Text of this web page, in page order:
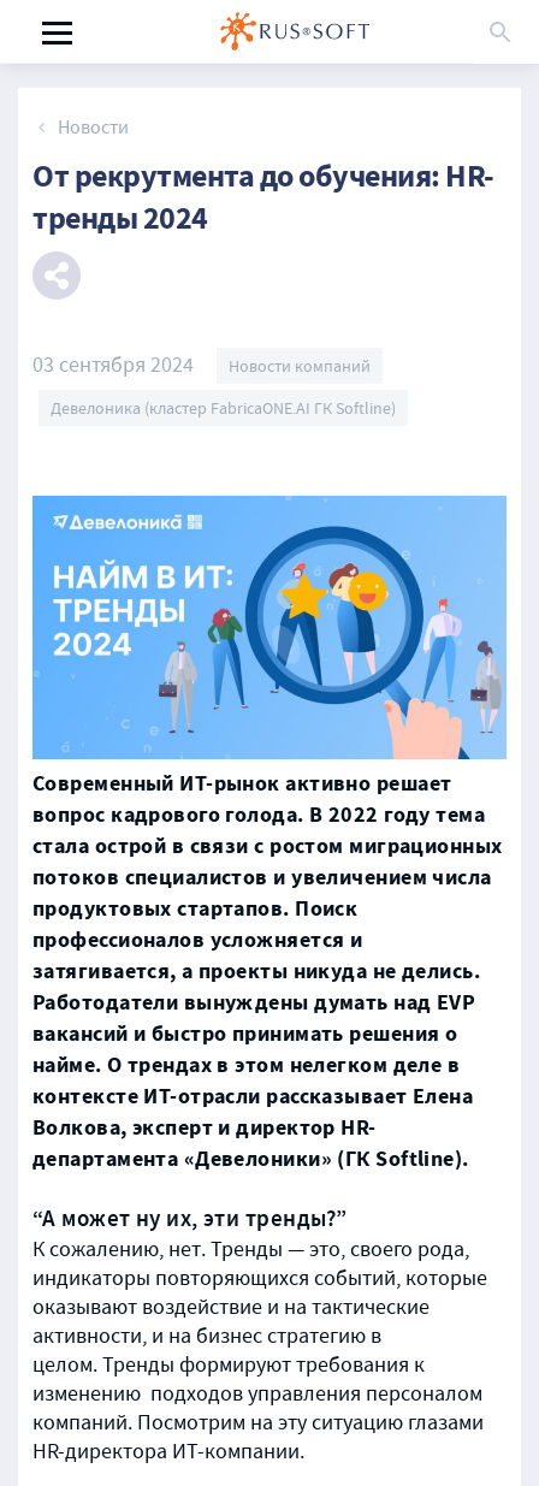
Новости
От рекрутмента до обучения: HR-
тренды 2024
03 сентября 2024
Новости компаний
Девелоника (кластер FabricaONE.AI ГК Softline)
Современный ИТ-рынок активно решает
вопрос кадрового голода. В 2022 году тема
стала острой в связи с ростом миграционных
потоков специалистов и увеличением числа
продуктовых стартапов. Поиск
профессионалов усложняется и
затягивается, а проекты никуда не делись.
Работодатели вынуждены думать над EVP
вакансий и быстро принимать решения о
найме. О трендах в этом нелегком деле в
контексте ИТ-отрасли рассказывает Елена
Волкова, эксперт и директор HR-
департамента «Девелоники» (ГК Softline).
“А может ну их, эти тренды?”
К сожалению, нет. Тренды — это, своего рода,
индикаторы повторяющихся событий, которые
оказывают воздействие и на тактические
активности, и на бизнес стратегию в
целом.Тренды формируют требования к
изменению подходов управления персоналом
компаний. Посмотрим на эту ситуацию глазами
HR-директора ИТ-компании.